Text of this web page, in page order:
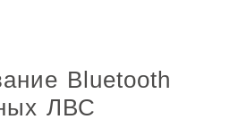
Bluetooth
ЛВС